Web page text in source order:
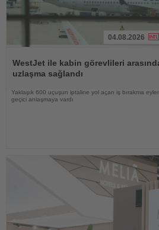
Oku
04.08.2026
WestJet ile kabin görevlileri
uzlaşma sağlandı
Yaklaşık 600 uçuşun iptaline yol açan iş bırakma
geçici anlaşmaya vardı